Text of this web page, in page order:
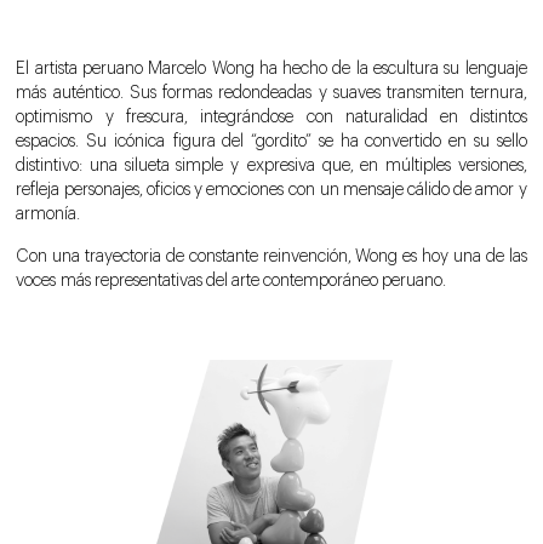
El artista peruano Marcelo Wong ha hecho de la escultura su lenguaje
más auténtico. Sus formas redondeadas y suaves transmiten ternura,
optimismo y frescura, integrándose con naturalidad en distintos
espacios. Su icónica figura del “gordito” se ha convertido en su sello
distintivo: una silueta simple y expresiva que, en múltiples versiones,
refleja personajes, oficios y emociones con un mensaje cálido de amor y
armonía.
Con una trayectoria de constante reinvención, Wong es hoy una de las
voces más representativas del arte contemporáneo peruano.